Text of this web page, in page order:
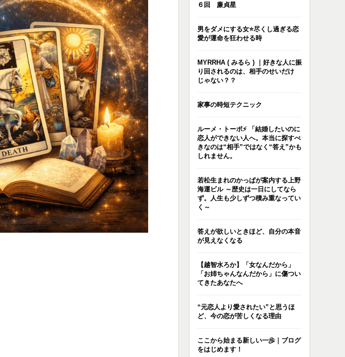
６回 廉貞星
男をダメにする女⭐️尽くし過ぎる恋
愛が運命を狂わせる時
MYRRHA ( みるら ) ｜好きな人に振
り回されるのは、相手のせいだけ
じゃない？？
家事の時短テクニック
ルーメ・トーポ⚡️ 「結婚したいのに
恋人ができない人へ。本当に探すべ
きなのは“相手”ではなく“答え”かも
しれません。
若松生まれのかっぱが案内する上野
海運ビル ～歴史は一日にしてなら
ず。人生も少しずつ積み重なってい
く～
答えが欲しいときほど、自分の本音
が見えなくなる
【越智水ろか】「女なんだから」
「お姉ちゃんなんだから」に傷つい
てきたあなたへ
“元恋人より愛されたい”と思うほ
ど、今の恋が苦しくなる理由
ここから始まる新しい一歩｜ブログ
をはじめます！